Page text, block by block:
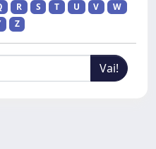
R S T U V
W
Z